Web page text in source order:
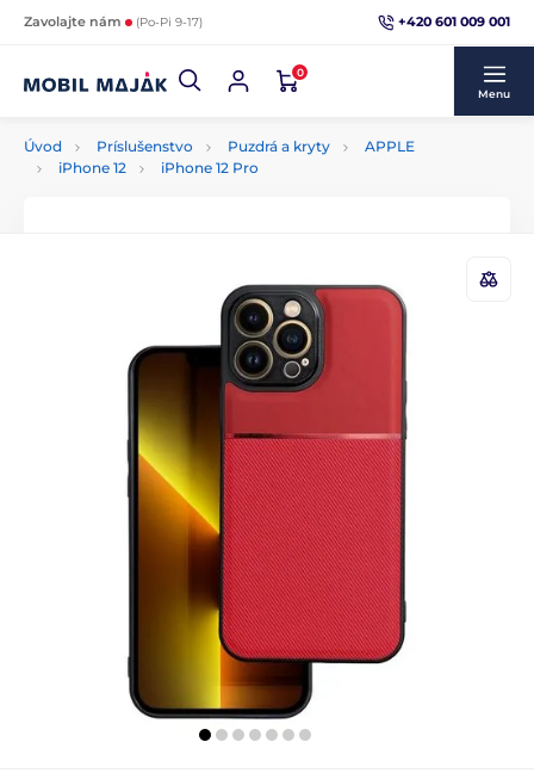
Zavolajte nám (Po-Pi 9-17) +420 601 009 001
0
Menu
Úvod Príslušenstvo Puzdrá a kryty
APPLE
iPhone 12
iPhone 12 Pro